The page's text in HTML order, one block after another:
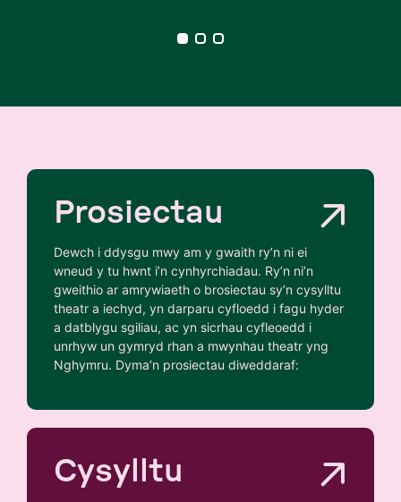
Prosiectau
Dewch i ddysgu mwy am y gwaith ry’n ni ei
wneud y tu hwnt i’n cynhyrchiadau. Ry’n ni’n
gweithio ar amrywiaeth o brosiectau sy’n cysylltu
theatr a iechyd, yn darparu cyfloedd i fagu hyder
a datblygu sgiliau, ac yn sicrhau cyfleoedd i
unrhyw un gymryd rhan a mwynhau theatr yng
Nghymru. Dyma’n prosiectau diweddaraf:
Cysylltu